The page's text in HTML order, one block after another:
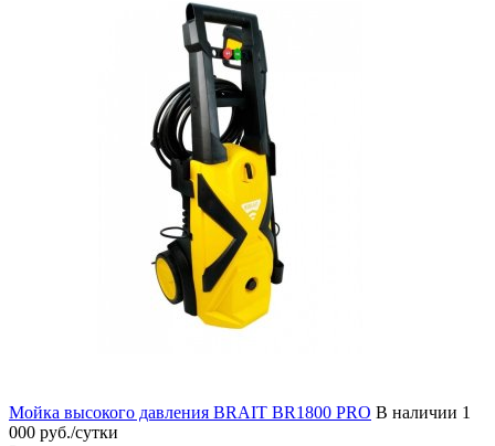
Мойка высокого давления BRAIT BR1800 PRO В наличии 1
000 руб./сутки